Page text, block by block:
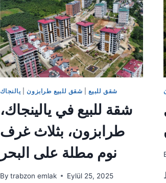
شقق للبيع| شقق للبيع طرابزون| يالنجاك
شقة للبيع في يالينجاك،
طرابزون، بثلاث غرف
نوم مطلة على البحر
By trabzon emlak Eylül 25, 2025